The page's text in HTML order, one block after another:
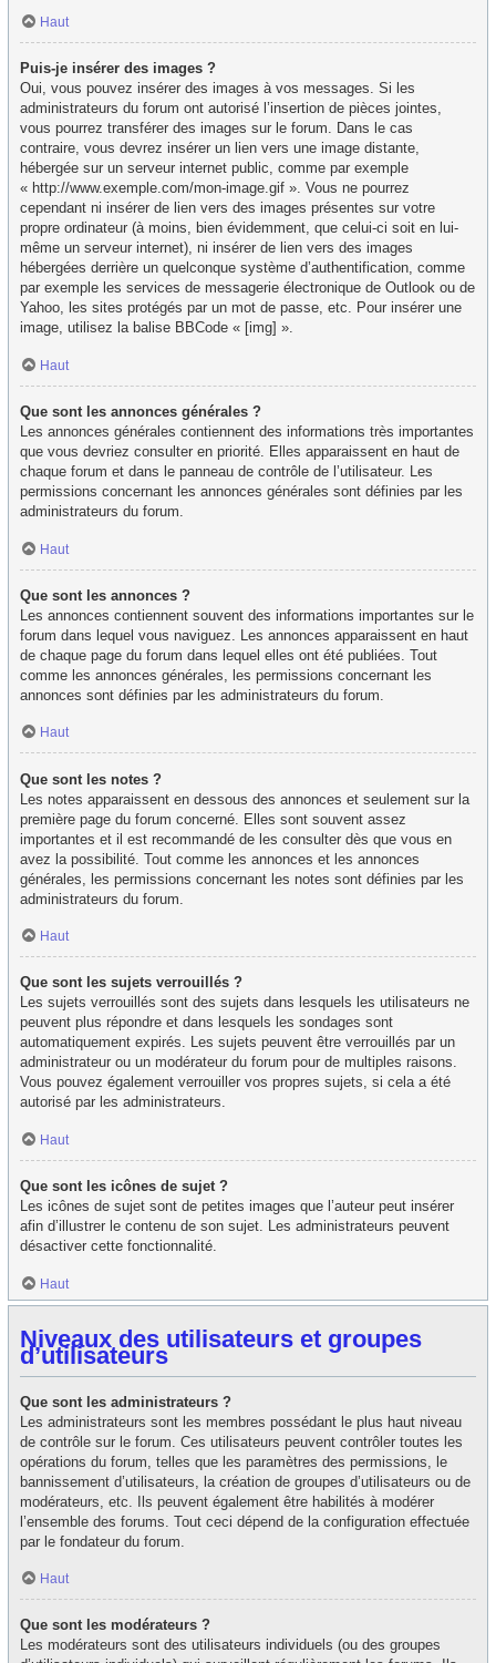
Haut
Puis-je insérer des images ?
Oui, vous pouvez insérer des images à vos messages. Si les
administrateurs du forum ont autorisé l’insertion de pièces jointes,
vous pourrez transférer des images sur le forum. Dans le cas
contraire, vous devrez insérer un lien vers une image distante,
hébergée sur un serveur internet public, comme par exemple
« http://www.exemple.com/mon-image.gif ». Vous ne pourrez
cependant ni insérer de lien vers des images présentes sur votre
propre ordinateur (à moins, bien évidemment, que celui-ci soit en lui-
même un serveur internet), ni insérer de lien vers des images
hébergées derrière un quelconque système d’authentification, comme
par exemple les services de messagerie électronique de Outlook ou de
Yahoo, les sites protégés par un mot de passe, etc. Pour insérer une
image, utilisez la balise BBCode « [img] ».
Haut
Que sont les annonces générales ?
Les annonces générales contiennent des informations très importantes
que vous devriez consulter en priorité. Elles apparaissent en haut de
chaque forum et dans le panneau de contrôle de l’utilisateur. Les
permissions concernant les annonces générales sont définies par les
administrateurs du forum.
Haut
Que sont les annonces ?
Les annonces contiennent souvent des informations importantes sur le
forum dans lequel vous naviguez. Les annonces apparaissent en haut
de chaque page du forum dans lequel elles ont été publiées. Tout
comme les annonces générales, les permissions concernant les
annonces sont définies par les administrateurs du forum.
Haut
Que sont les notes ?
Les notes apparaissent en dessous des annonces et seulement sur la
première page du forum concerné. Elles sont souvent assez
importantes et il est recommandé de les consulter dès que vous en
avez la possibilité. Tout comme les annonces et les annonces
générales, les permissions concernant les notes sont définies par les
administrateurs du forum.
Haut
Que sont les sujets verrouillés ?
Les sujets verrouillés sont des sujets dans lesquels les utilisateurs ne
peuvent plus répondre et dans lesquels les sondages sont
automatiquement expirés. Les sujets peuvent être verrouillés par un
administrateur ou un modérateur du forum pour de multiples raisons.
Vous pouvez également verrouiller vos propres sujets, si cela a été
autorisé par les administrateurs.
Haut
Que sont les icônes de sujet ?
Les icônes de sujet sont de petites images que l’auteur peut insérer
afin d’illustrer le contenu de son sujet. Les administrateurs peuvent
désactiver cette fonctionnalité.
Haut
Niveaux des utilisateurs et groupes
d’utilisateurs
Que sont les administrateurs ?
Les administrateurs sont les membres possédant le plus haut niveau
de contrôle sur le forum. Ces utilisateurs peuvent contrôler toutes les
opérations du forum, telles que les paramètres des permissions, le
bannissement d’utilisateurs, la création de groupes d’utilisateurs ou de
modérateurs, etc. Ils peuvent également être habilités à modérer
l’ensemble des forums. Tout ceci dépend de la configuration effectuée
par le fondateur du forum.
Haut
Que sont les modérateurs ?
Les modérateurs sont des utilisateurs individuels (ou des groupes